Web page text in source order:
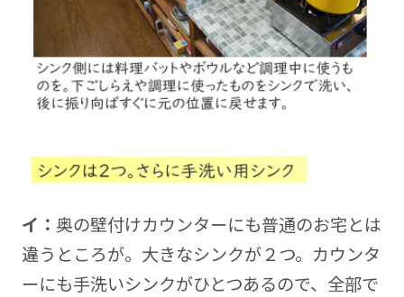
イ： 奥の壁付けカウンターにも普通のお宅とは
違うところが。大きなシンクが２つ。カウンタ
ーにも手洗いシンクがひとつあるので、全部で